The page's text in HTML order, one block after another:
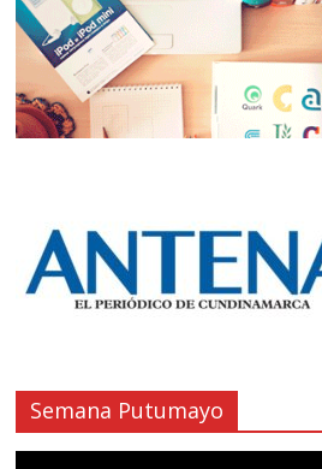
Semana Putumayo